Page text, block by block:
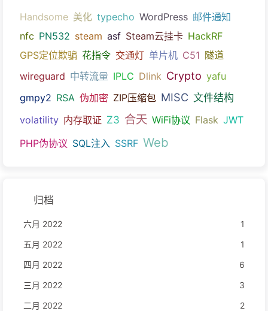
Handsome 美化 typecho WordPress 邮件通知
nfc PN532 steam asf Steam云挂卡 HackRF
GPS定位欺骗 花指令 交通灯 单片机 C51 隧道
wireguard 中转流量 IPLC Dlink Crypto yafu
gmpy2 RSA 伪加密 ZIP压缩包 MISC 文件结构
volatility 内存取证 Z3 合天 WiFi协议 Flask JWT
PHP伪协议 SQL注入 SSRF Web
归档
六月 2022
1
五月 2022
1
四月 2022
6
三月 2022
3
二月 2022
2